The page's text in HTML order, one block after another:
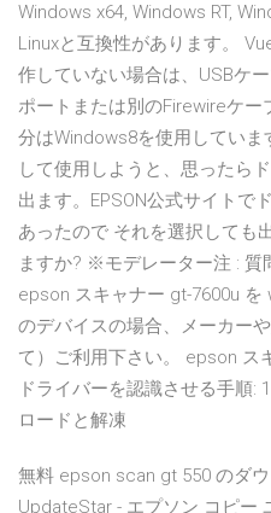
Windows x64, Windows RT,
Linuxと互換性があります。
作していない場合は、USBケ
ポートまたは別のFirewireケ
分はWindows8を使用していま
して使用しようと、思ったら
出ます。EPSON公式サイトで
あったので それを選択しても
ますか? ※モデレーター注 : 質
epson スキャナー gt-7600u
のデバイスの場合、メーカー
て）ご利用下さい。 epson ス
ドライバーを認識させる手順:
ロードと解凍
無料 epson scan gt 550 のダ
UpdateStar - エプソン コピー